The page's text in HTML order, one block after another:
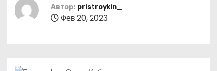
Автор: pristroykin_
Фев 20, 2023